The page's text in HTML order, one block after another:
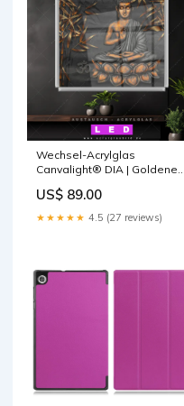
Wechsel-Acrylglas
Canvalight® DIA | Goldener
Größe in cm:130 x 130
US$ 89.00
★★★★★ 4.5 (27 reviews)